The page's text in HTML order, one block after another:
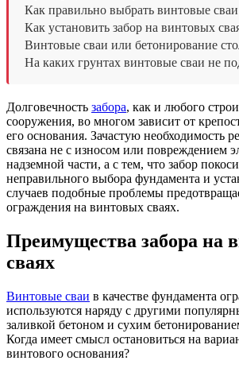
Как правильно выбрать винтовые сваи
Как установить забор на винтовых
Винтовые сваи или бетонирование
На каких грунтах винтовые сваи не
Долговечность забора, как и любого
сооружения, во многом зависит от
его основания. Зачастую необходимость
связана не с износом или повреждением
надземной части, а с тем, что забор
неправильного выбора фундамента и
случаев подобные проблемы
ограждения на винтовых сваях.
Преимущества забора на
сваях
Винтовые сваи в качестве фундамента
используются наряду с другими
заливкой бетоном и сухим
Когда имеет смысл остановиться на
винтового основания?